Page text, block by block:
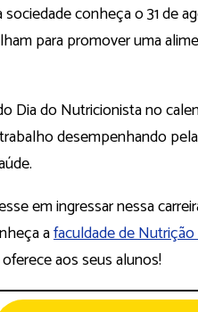
conheça o 31 de
para promover uma
Dia do Nutricionista no
desempenhando
em ingressar nessa
afaculdade de
aos seus alunos!